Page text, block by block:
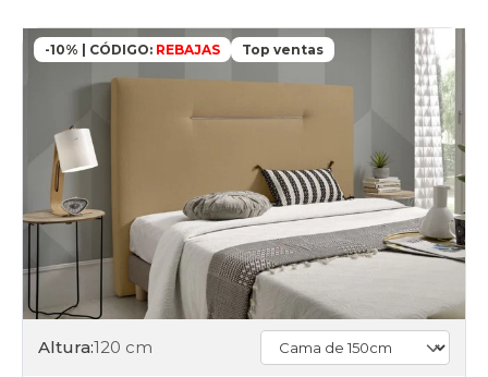
-10% | CÓDIGO: REBAJAS Top ventas
Altura:120 cm